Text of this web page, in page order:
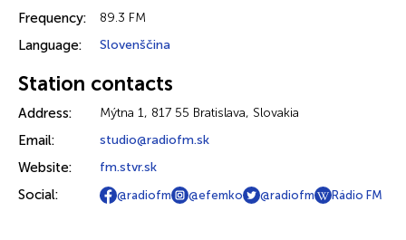
Frequency: 89.3 FM
Language: Slovenščina
Station contacts
Address: Mýtna 1, 817 55 Bratislava, Slovakia
Email: studio@radiofm.sk
Website: fm.stvr.sk
Social: @radiofm @efemko @radiofm Rádio FM